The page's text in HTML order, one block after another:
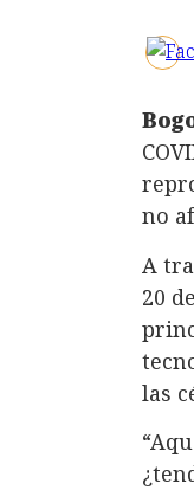
no
A
20
las